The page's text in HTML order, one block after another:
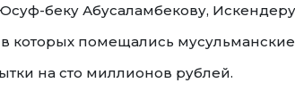
беку Абусаламбекову,
которых помещались
на сто миллионов рублей.